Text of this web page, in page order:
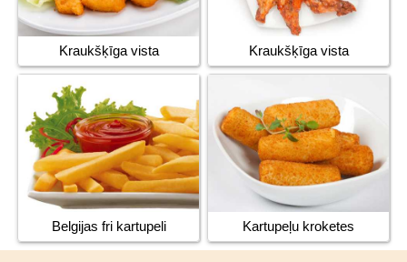
Kraukšķīga vista Kraukšķīga vista
Belgijas fri kartupeli Kartupeļu kroketes